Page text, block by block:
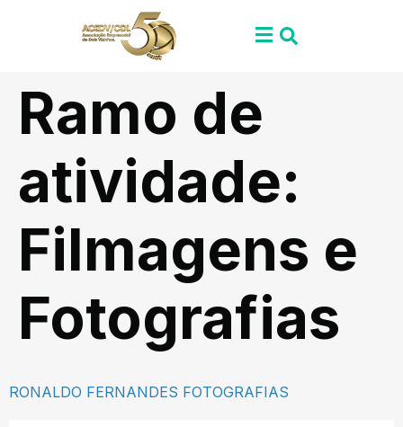
Ramo de
atividade:
Filmagens e
Fotografias
RONALDO FERNANDES FOTOGRAFIAS